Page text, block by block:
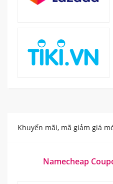
Khuyến mãi, mã giảm giá
Namecheap